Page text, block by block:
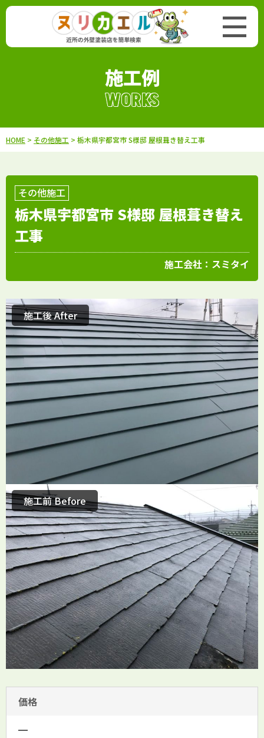
施工例
WORKS
HOME > その他施工 > 栃木県宇都宮市 S様邸 屋根葺き替え工事
その他施工
栃木県宇都宮市 S様邸 屋根葺き替え
工事
施工会社： スミタイ
施工前 Before
施工後 After
価格
━